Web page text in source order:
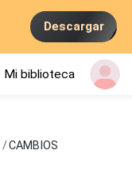
Descargar
Mi biblioteca
/CAMBIOS